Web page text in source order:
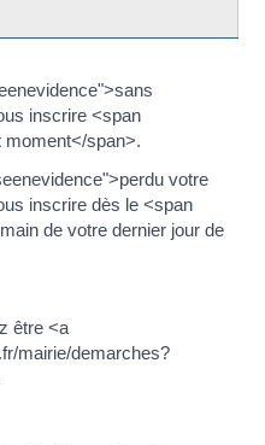
inscrire <span
span>.
votre
inscrire dès le <span
de votre dernier jour de
être <a
mairie/demarches?